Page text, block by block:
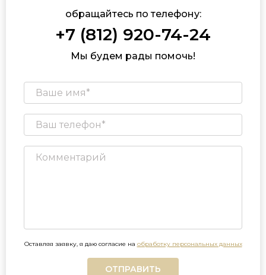
обращайтесь по телефону:
+7 (812) 920-74-24
Мы будем рады помочь!
Оставляя заявку, я даю согласие на обработку персональных данных
ОТПРАВИТЬ